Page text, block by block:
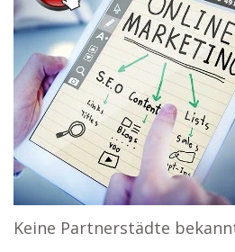
Keine Partnerstädte